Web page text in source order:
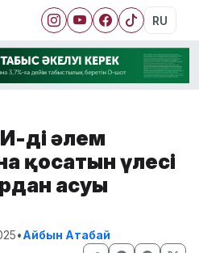
RU
дің әлем
қосатын үлесі
асуы
•Айбын Атабай